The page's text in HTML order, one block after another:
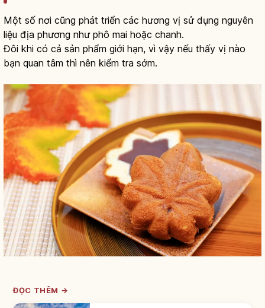
Một số nơi cũng phát triển các hương vị sử dụng nguyên
liệu địa phương như phô mai hoặc chanh.
Đôi khi có cả sản phẩm giới hạn, vì vậy nếu thấy vị nào
bạn quan tâm thì nên kiểm tra sớm.
ĐỌC THÊM →